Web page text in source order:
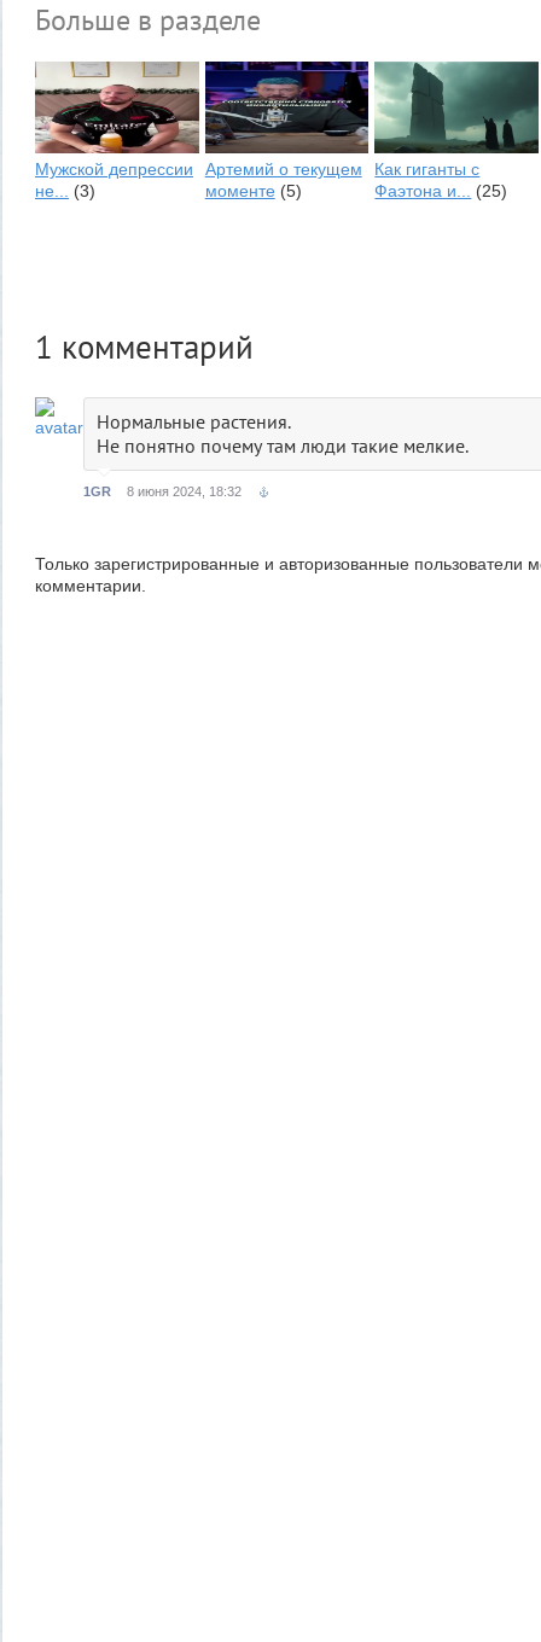
Больше в разделе
Мужской депрессии
не... (3)
Артемий о текущем
моменте (5)
Как гиганты с
Фаэтона и... (25)
1 комментарий
Нормальные растения.
Не понятно почему там люди такие мелкие.
1GR 8 июня 2024, 18:32
Только зарегистрированные и авторизованные пользователи
комментарии.